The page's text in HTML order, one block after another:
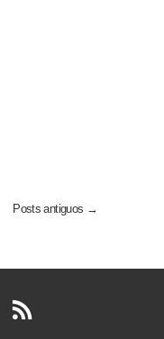
Posts antiguos →